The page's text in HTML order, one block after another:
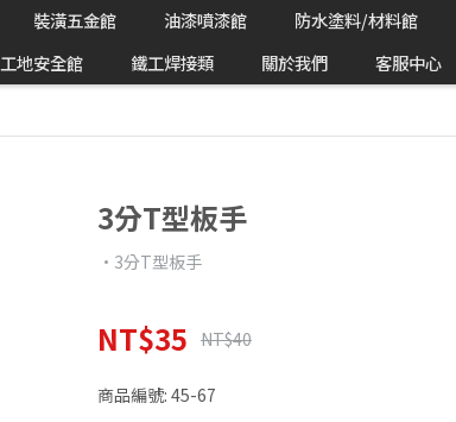
裝潢五金館 油漆噴漆館 防水塗料/材料館
工地安全館 鐵工焊接類 關於我們 客服中心
3分T型板手
•3分T型板手
NT$35 NT$40
商品編號: 45-67